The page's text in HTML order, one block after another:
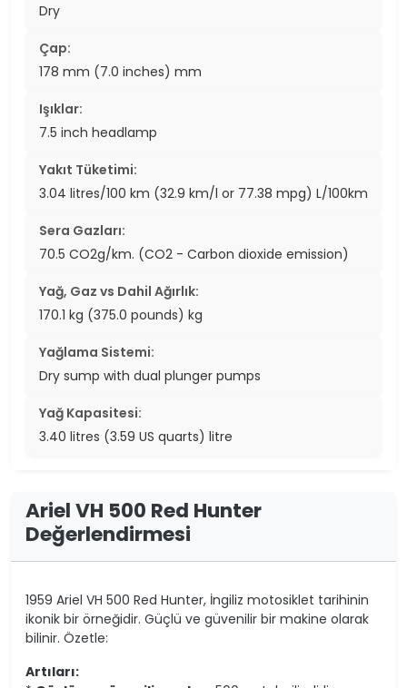
Dry
Çap:
178 mm (7.0 inches) mm
Işıklar:
7.5 inch headlamp
Yakıt Tüketimi:
3.04 litres/100 km (32.9 km/l or 77.38 mpg) L/100km
Sera Gazları:
70.5 CO2g/km. (CO2 - Carbon dioxide emission)
Yağ, Gaz vs Dahil Ağırlık:
170.1 kg (375.0 pounds) kg
Yağlama Sistemi:
Dry sump with dual plunger pumps
Yağ Kapasitesi:
3.40 litres (3.59 US quarts) litre
Ariel VH 500 Red Hunter
Değerlendirmesi
1959 Ariel VH 500 Red Hunter, İngiliz motosiklet tarihinin
ikonik bir örneğidir. Güçlü ve güvenilir bir makine olarak
bilinir. Özetle:
Artıları: